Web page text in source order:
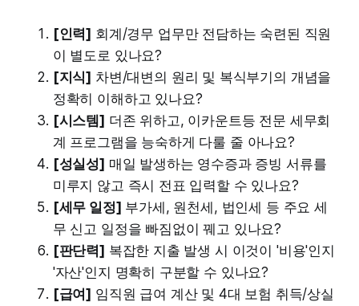
[인력] 회계/경무 업무만 전담하는 숙련된 직원
이 별도로 있나요?
[지식] 차변/대변의 원리 및 복식부기의 개념을
정확히 이해하고 있나요?
[시스템] 더존 위하고, 이카운트등 전문 세무회
계 프로그램을 능숙하게 다룰 줄 아나요?
[성실성] 매일 발생하는 영수증과 증빙 서류를
미루지 않고 즉시 전표 입력할 수 있나요?
[세무 일정] 부가세, 원천세, 법인세 등 주요 세
무 신고 일정을 빠짐없이 꿰고 있나요?
[판단력] 복잡한 지출 발생 시 이것이 '비용'인지
'자산'인지 명확히 구분할 수 있나요?
[급여] 임직원 급여 계산 및 4대 보험 취득/상실